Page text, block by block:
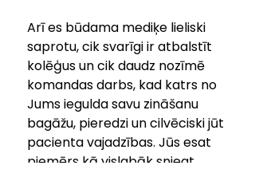
Arī es būdama mediķe lieliski
saprotu, cik svarīgi ir atbalstīt
kolēģus un cik daudz nozīmē
komandas darbs, kad katrs no
Jums iegulda savu zināšanu
bagāžu, pieredzi un cilvēciski jūt
pacienta vajadzības. Jūs esat
piemērs kā vislabāk sniegt